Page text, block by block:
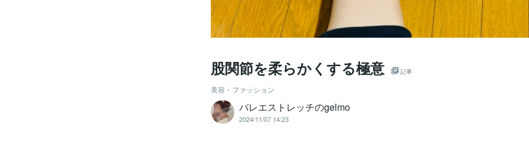
股関節を柔らかくする極意 記事
美容・ファッション
バレエストレッチのgelmo
2024/11/07 14:23